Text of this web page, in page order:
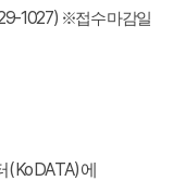
1027) ※접수 마감일
(KoDATA)에